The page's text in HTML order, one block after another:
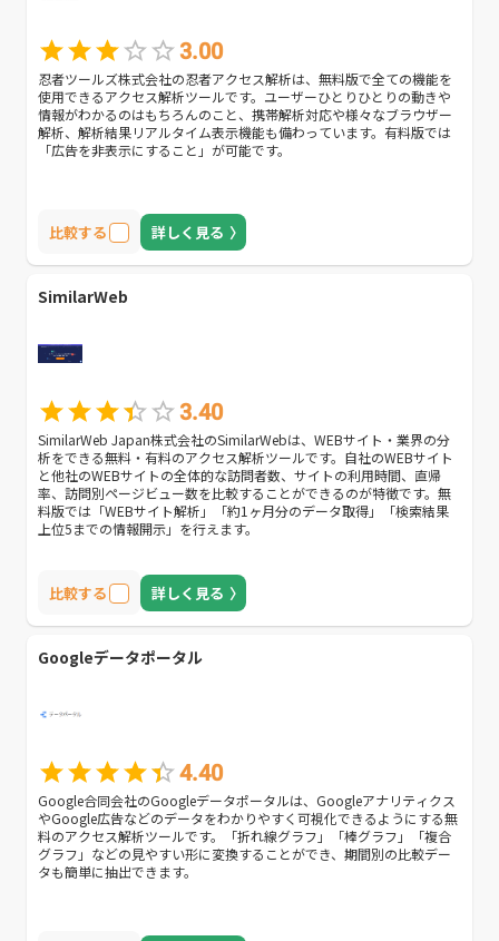
3.00
忍者ツールズ株式会社の忍者アクセス解析は、無料版で全ての機能を
使用できるアクセス解析ツールです。ユーザーひとりひとりの動きや
情報がわかるのはもちろんのこと、携帯解析対応や様々なブラウザー
解析、解析結果リアルタイム表示機能も備わっています。有料版では
「広告を非表示にすること」が可能です。
比較する 詳しく見る
SimilarWeb
3.40
SimilarWeb Japan株式会社のSimilarWebは、WEBサイト・業界の分
析をできる無料・有料のアクセス解析ツールです。自社のWEBサイト
と他社のWEBサイトの全体的な訪問者数、サイトの利用時間、直帰
率、訪問別ページビュー数を比較することができるのが特徴です。無
料版では「WEBサイト解析」「約1ヶ月分のデータ取得」「検索結果
上位5までの情報開示」を行えます。
比較する 詳しく見る
Googleデータポータル
4.40
Google合同会社のGoogleデータポータルは、Googleアナリティクス
やGoogle広告などのデータをわかりやすく可視化できるようにする無
料のアクセス解析ツールです。「折れ線グラフ」「棒グラフ」「複合
グラフ」などの見やすい形に変換することができ、期間別の比較デー
タも簡単に抽出できます。